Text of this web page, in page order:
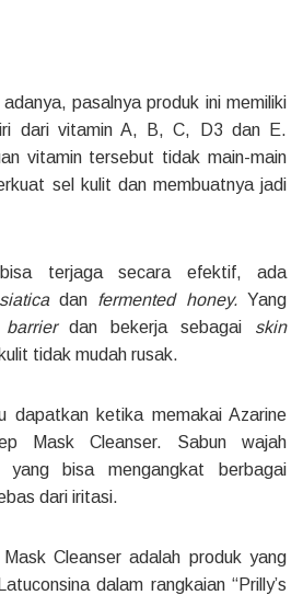
pasalnya produk ini memiliki
dari vitamin A, B, C, D3 dan E.
vitamin tersebut tidak main-main
sel kulit dan membuatnya jadi
terjaga secara efektif, ada
dan fermented honey.Yang
dan bekerja sebagai skin
tidak mudah rusak.
dapatkan ketika memakai Azarine
Mask Cleanser. Sabun wajah
yang bisa mengangkat berbagai
dari iritasi.
Cleanser adalah produk yang
dalam rangkaian “Prilly’s